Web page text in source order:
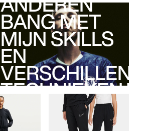
BANG MET
MIJN SKILLS
EN
VERSCHILLENDE
TECHNIEKEN."
- Cole Palmer